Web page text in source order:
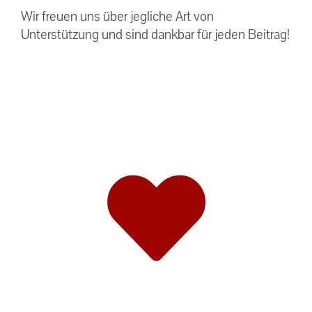
Wir freuen uns über jegliche Art von
Unterstützung und sind dankbar für jeden Beitrag!